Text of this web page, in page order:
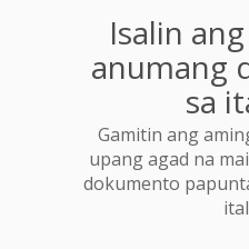
Isalin
anumang
sa
Gamitin ang
upang agad na
dokumento